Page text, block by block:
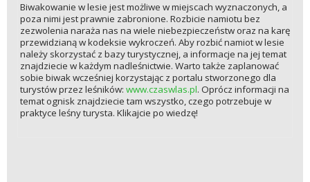
Biwakowanie w lesie jest możliwe w miejscach wyznaczonych, a
poza nimi jest prawnie zabronione. Rozbicie namiotu bez
zezwolenia naraża nas na wiele niebezpieczeństw oraz na karę
przewidzianą w kodeksie wykroczeń. Aby rozbić namiot w lesie
należy skorzystać z bazy turystycznej, a informacje na jej temat
znajdziecie w każdym nadleśnictwie. Warto także zaplanować
sobie biwak wcześniej korzystając z portalu stworzonego dla
turystów przez leśników: www.czaswlas.pl. Oprócz informacji na
temat ognisk znajdziecie tam wszystko, czego potrzebuje w
praktyce leśny turysta. Klikajcie po wiedzę!